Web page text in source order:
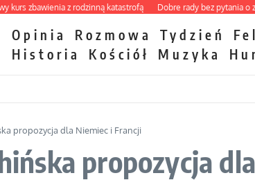
zbawienia z rodzinną katastrofą Dobre rady bez pytania o zdanie
Opinia Rozmowa Tydzień
Historia
Kościół Muzyka
propozycja dla Niemiec i Francji
propozycja